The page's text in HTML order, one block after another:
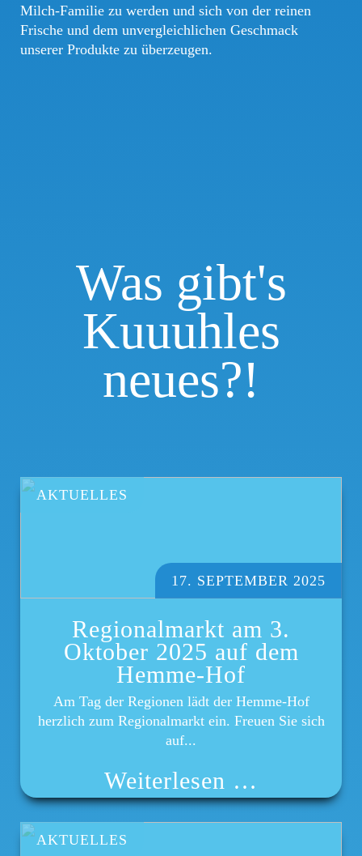
Milch-Familie zu werden und sich von der reinen
Frische und dem unvergleichlichen Geschmack
unserer Produkte zu überzeugen.
Was gibt's
Kuuuhles
neues?!
AKTUELLES
17. SEPTEMBER 2025
Regionalmarkt am 3.
Oktober 2025 auf dem
Hemme-Hof
Am Tag der Regionen lädt der Hemme-Hof
herzlich zum Regionalmarkt ein. Freuen Sie sich
auf...
Weiterlesen …
AKTUELLES